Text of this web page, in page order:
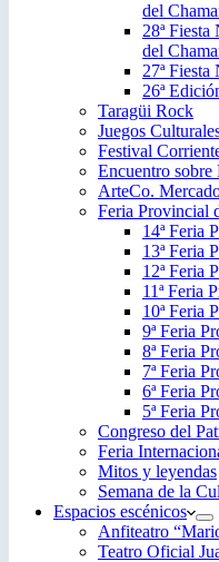
del
28ª Fiesta
del
27ª
26ª
Taragüi Rock
Juegos
Festival
Encuentro
ArteCo.
Feria Provincial
14ª Feria
13ª Feria
12ª Feria
11ª Feria
10ª Feria
9ª Feria
8ª Feria
7ª Feria
6ª Feria
5ª Feria
Congreso del
Feria
Mitos y leyendas
Semana de la
Espacios escénicos
Anfiteatro
Teatro Oficial